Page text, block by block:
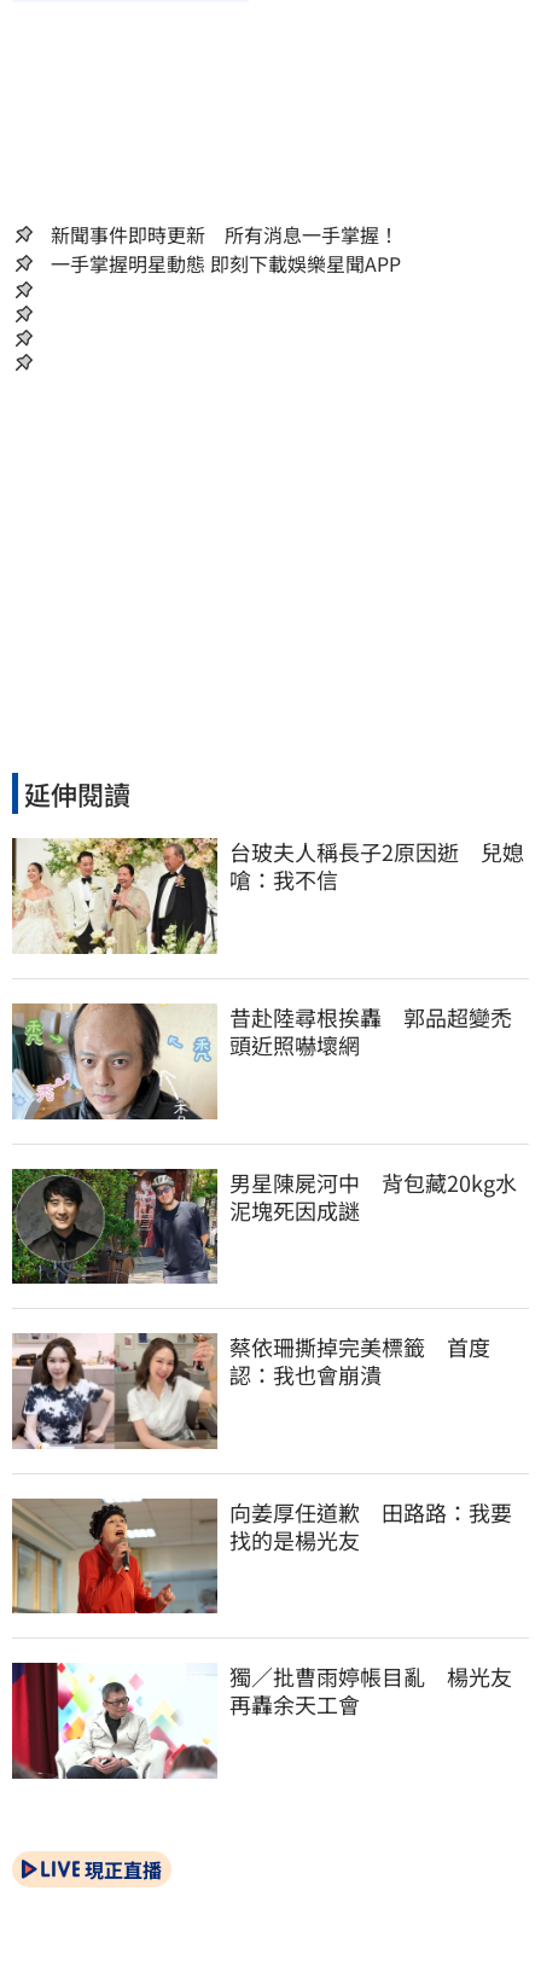
新聞事件即時更新 所有消息一手掌握！
一手掌握明星動態 即刻下載娛樂星聞APP
延伸閱讀
台玻夫人稱長子2原因逝　兒媳
嗆：我不信
昔赴陸尋根挨轟　郭品超變禿
頭近照嚇壞網
男星陳屍河中　背包藏20kg水
泥塊死因成謎
蔡依珊撕掉完美標籤　首度
認：我也會崩潰
向姜厚任道歉　田路路：我要
找的是楊光友
獨／批曹雨婷帳目亂　楊光友
再轟余天工會
現正直播